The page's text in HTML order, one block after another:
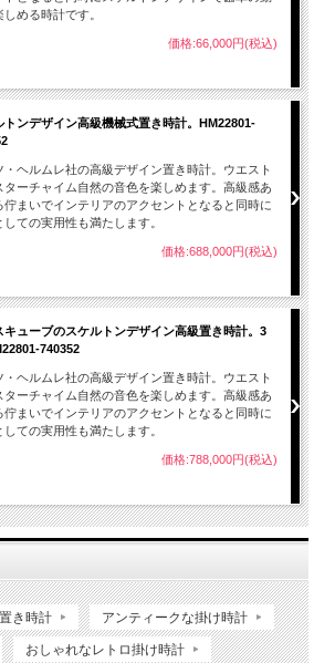
しめる時計です。
価格:66,000円(税込)
トンデザイン高級機械式置き時計。HM22801-
・ヘルムレ社の高級デザイン置き時計。ウエスト
ターチャイム自然の音色を楽しめます。高級感あ
佇まいでインテリアのアクセントとなると同時に
しての実用性も満たします。
価格:688,000円(税込)
キューブのスケルトンデザイン高級置き時計。3
740352
・ヘルムレ社の高級デザイン置き時計。ウエスト
ターチャイム自然の音色を楽しめます。高級感あ
佇まいでインテリアのアクセントとなると同時に
しての実用性も満たします。
価格:788,000円(税込)
き時計 アンティークな掛け時計
おしゃれなレトロ掛け時計